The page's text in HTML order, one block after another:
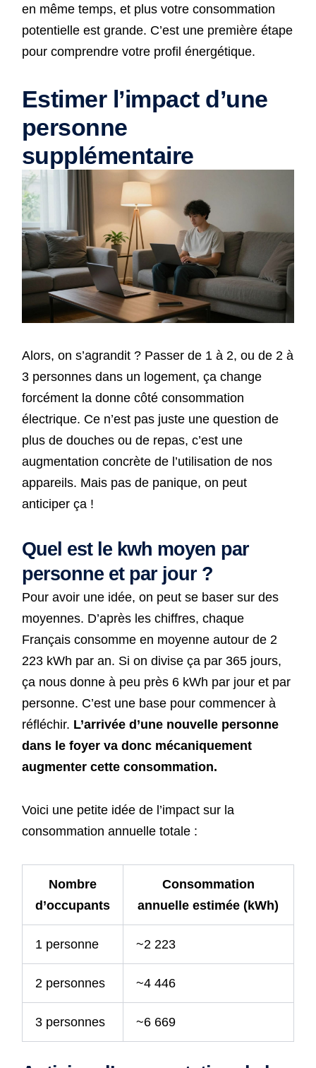
en même temps, et plus votre consommation
potentielle est grande. C’est une première étape
pour comprendre votre profil énergétique.
Estimer l’impact d’une
personne
supplémentaire
Alors, on s’agrandit ? Passer de 1 à 2, ou de 2 à
3 personnes dans un logement, ça change
forcément la donne côté consommation
électrique. Ce n’est pas juste une question de
plus de douches ou de repas, c’est une
augmentation concrète de l’utilisation de nos
appareils. Mais pas de panique, on peut
anticiper ça !
Quel est le kwh moyen par
personne et par jour ?
Pour avoir une idée, on peut se baser sur des
moyennes. D’après les chiffres, chaque
Français consomme en moyenne autour de 2
223 kWh par an. Si on divise ça par 365 jours,
ça nous donne à peu près 6 kWh par jour et par
personne. C’est une base pour commencer à
réfléchir. L’arrivée d’une nouvelle personne
dans le foyer va donc mécaniquement
augmenter cette consommation.
Voici une petite idée de l’impact sur la
consommation annuelle totale :
Nombre
d’occupants
Consommation
annuelle estimée (kWh)
1 personne ~2 223
2 personnes ~4 446
3 personnes ~6 669